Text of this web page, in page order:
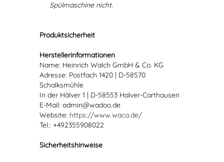
Spülmaschine nicht.
Produktsicherheit
Herstellerinformationen
Name: Heinrich Walch GmbH & Co. KG
Adresse: Postfach 1420 | D-58570
Schalksmühle
In der Hälver 1 | D-58553 Halver-Carthausen
E-Mail: admin@wadoo.de
Website: https://www.waca.de/
Tel.: +492355908022
Sicherheitshinweise